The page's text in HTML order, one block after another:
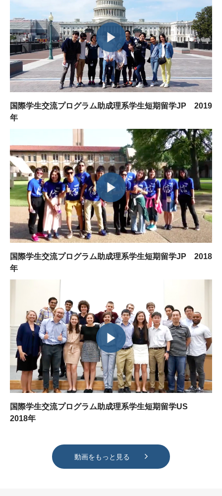
国際学生交流プログラム助成理系学生短期留学JP 2019
年
国際学生交流プログラム助成理系学生短期留学JP 2018
年
国際学生交流プログラム助成理系学生短期留学US
2018年
動画をもっと見る